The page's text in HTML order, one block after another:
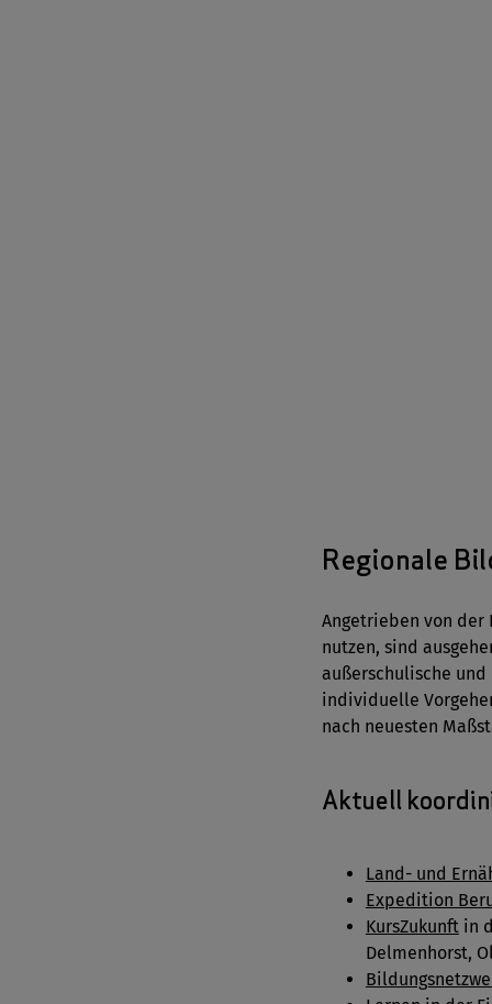
Regionale
Angetrieben von der
nutzen, sind
außerschulische
individuelle
nach neuesten
Aktuell
Land- und
Expedition
KursZukunftin
Delmenhorst,